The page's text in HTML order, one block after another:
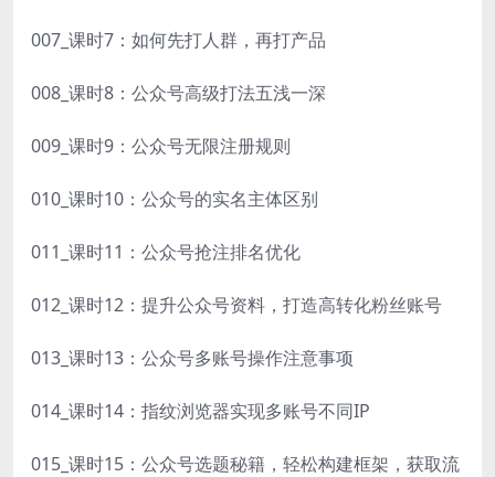
007_课时7：如何先打人群，再打产品
008_课时8：公众号高级打法五浅一深
009_课时9：公众号无限注册规则
010_课时10：公众号的实名主体区别
011_课时11：公众号抢注排名优化
012_课时12：提升公众号资料，打造高转化粉丝账号
013_课时13：公众号多账号操作注意事项
014_课时14：指纹浏览器实现多账号不同IP
015_课时15：公众号选题秘籍，轻松构建框架，获取流